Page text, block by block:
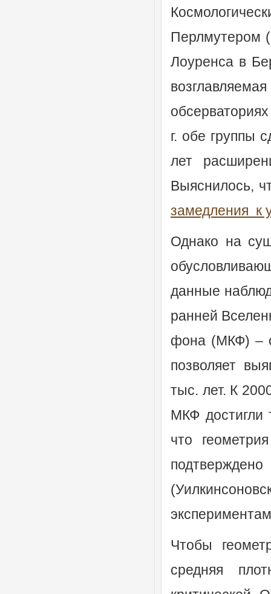
Перлмутером
Лоуренса в
г. обе группы
лет
Выяснилось,
замедления к
Однако на
данные
ранней
фона (МКФ) –
позволяет
тыс. лет. К
МКФ достигли
что
Чтобы
средняя